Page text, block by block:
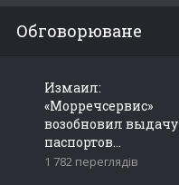
Обговорюване
Измаил:
«Морречсервис»
возобновил выдачу
паспортов...
1 782 переглядів